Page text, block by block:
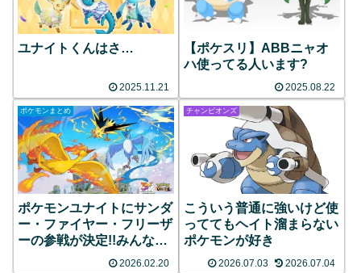
ユナイトくんはさ…
2025.11.21
【ポケスリ】ABBニャオ
ハ使ってる人います?
2025.08.22
ポケモンまとめ
ポケモンユナイトにサンダ
ー・ファイヤー・フリーザ
ーの参戦が決定!!みんなの
2026.02.20
チャンピオンズ
こういう普通に強いけど使
っててもヘイト溜まらない
ポケモンが好き
2026.07.03 2026.07.04